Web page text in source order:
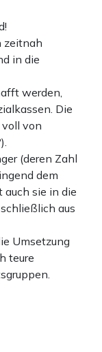
zeitnah
in die
werden,
Die
von
(deren Zahl
dem
sie in die
aus
Umsetzung
teure